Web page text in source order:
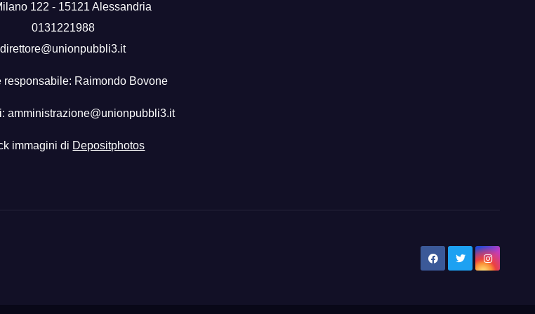
122 - 15121 Alessandria
0131221988
direttore@unionpubbli3.it
responsabile: Raimondo Bovone
amministrazione@unionpubbli3.it
immagini di Depositphotos